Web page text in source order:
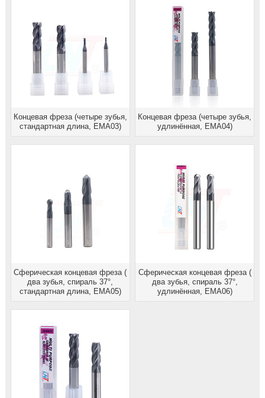
Концевая фреза (четыре зубья,
стандартная длина, EMA03)
Концевая фреза (четыре зубья,
удлинённая, EMA04)
Сферическая концевая фреза (
два зубья, спираль 37°,
стандартная длина, EMA05)
Сферическая концевая фреза (
два зубья, спираль 37°,
удлинённая, EMA06)